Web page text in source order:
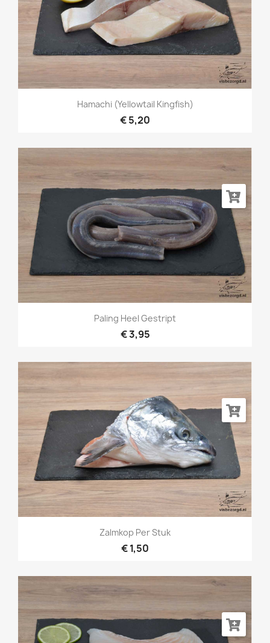
Hamachi (Yellowtail Kingfish)
€ 5,20
Paling Heel Gestript
€ 3,95
Zalmkop Per Stuk
€ 1,50